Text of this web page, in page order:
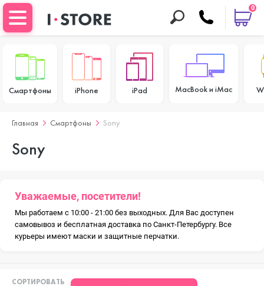
0
Смартфоны iPhone iPad MacBook и iMac
Главная Смартфоны Sony
Sony
Уважаемые, посетители!
Мы работаем с 10:00 - 21:00 без выходных. Для Вас доступен
самовывоз и бесплатная доставка по Санкт-Петербургу. Все
курьеры имеют маски и защитные перчатки.
СОРТИРОВАТЬ